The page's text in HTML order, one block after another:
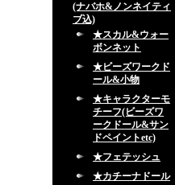
(ナバホ&ノンネイティ
ブ込)
★スカル&ウォー
ボンネット
★ビーズワークド
ール&小物
★キャラクターモ
チーフ(ビーズワ
ークドール&サン
ドペイントetc)
★フェテッシュ
★カチーナドール